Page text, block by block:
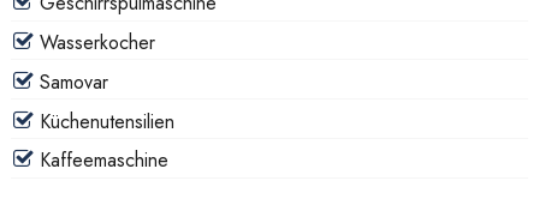
Wasserkocher
Samovar
Küchenutensilien
Kaffeemaschine